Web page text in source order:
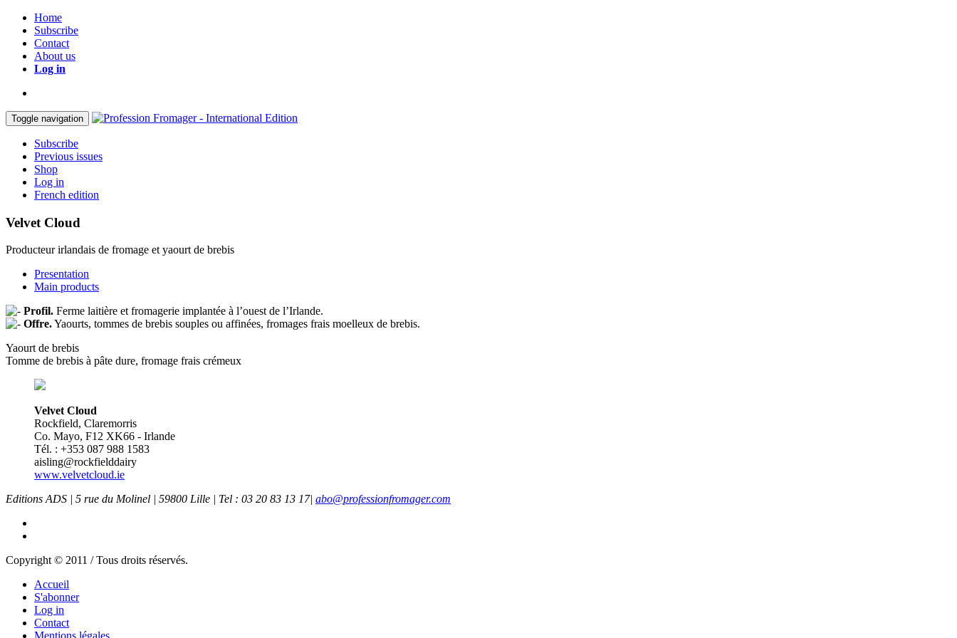
Home
Subscribe
Contact
About us
Log in
Toggle navigation
Subscribe
Previous issues
Shop
Log in
French edition
Velvet Cloud
Producteur irlandais de fromage et yaourt de brebis
Presentation
Main products
Profil. Ferme laitière et fromagerie implantée à l’ouest de l’Irlande.
Offre.Yaourts, tommes de brebis souples ou affinées, fromages frais moelleux de brebis.
Yaourt de brebis
Tomme de brebis à pâte dure, fromage frais crémeux
Velvet Cloud
Rockfield, Claremorris
Co. Mayo, F12 XK66 - Irlande
Tél. : +353 087 988 1583
aisling@rockfielddairy
www.velvetcloud.ie
Editions ADS | 5 rue du Molinel | 59800 Lille | Tel : 03 20 83 13 17| abo@professionfromager.com
Copyright © 2011 / Tous droits réservés.
Accueil
S'abonner
Log in
Contact